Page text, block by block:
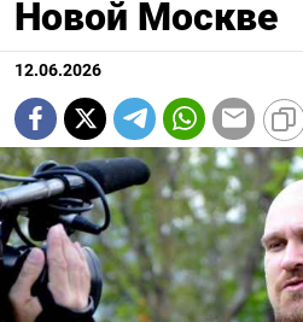
Новой Москве
12.06.2026